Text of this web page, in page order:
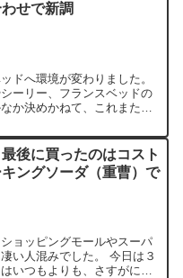
せで新調
ドへ環境が変わりました。
ーリー、フランスベッドの
か決めかねて、これまた勢
後に買ったのはコスト
ングソーダ（重曹）で
ョッピングモールやスーパ
い人混みでした。 今日は３
いつもよりも、さすがに混